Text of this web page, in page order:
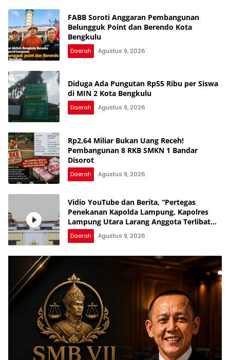
FABB Soroti Anggaran Pembangunan
Belungguk Point dan Berendo Kota
Bengkulu
Daerah Agustus 9, 2026
Diduga Ada Pungutan Rp55 Ribu per Siswa
di MIN 2 Kota Bengkulu
Daerah Agustus 9, 2026
Rp2,64 Miliar Bukan Uang Receh!
Pembangunan 8 RKB SMKN 1 Bandar
Disorot
Daerah Agustus 9, 2026
Vidio YouTube dan Berita, “Pertegas
Penekanan Kapolda Lampung, Kapolres
Lampung Utara Larang Anggota Terlibat
Narkoba, Judol, KDRT dan Perselingkuhan”
Daerah Agustus 9, 2026